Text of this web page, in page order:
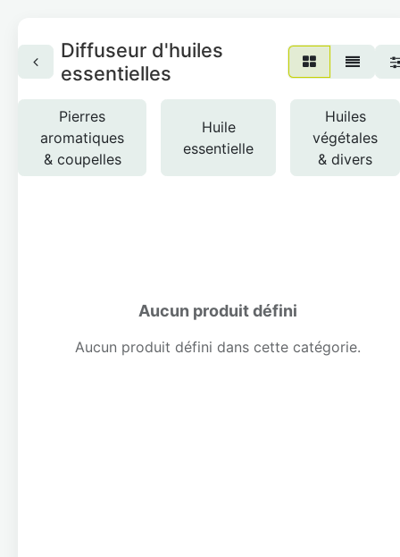
Diffuseur d'huiles
essentielles
Pierres
aromatiques
& coupelles
Huile
essentielle
Huiles
végétales
& divers
Aucun produit défini
Aucun produit défini dans cette catégorie.